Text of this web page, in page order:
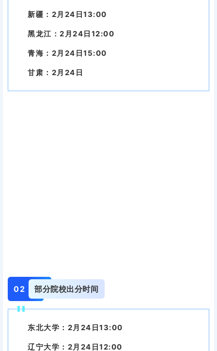
新疆：2月24日13:00
黑龙江：2月24日12:00
青海：2月24日15:00
甘肃：2月24日
02 部分院校出分时间
东北大学：2月24日13:00
辽宁大学：2月24日12:00